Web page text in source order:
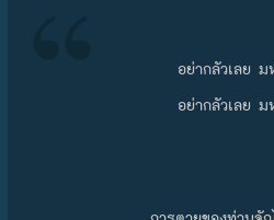
อย่ากลัวเลย
อย่ากลัวเลย